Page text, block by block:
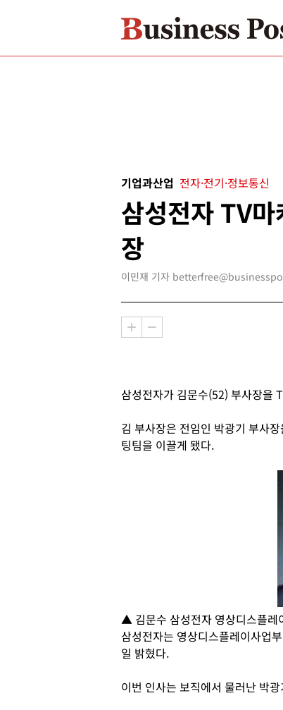
기업과산업 전자·전기·정보통신
삼성전자 TV
장
이민재 기자
삼성전자가 김문수(52) 부사장을
김 부사장은 전임인 박광기 부사
팅팀을 이끌게 됐다.
▲ 김문수 삼성전자 영상디스플레
삼성전자는 영상디스플레이사업
일 밝혔다.
이번 인사는 보직에서 물러난 박